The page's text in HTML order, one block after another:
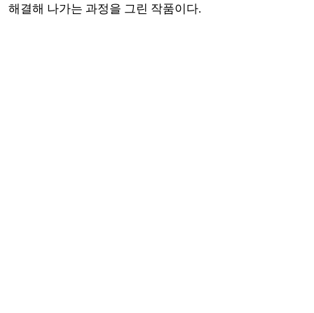
해결해 나가는 과정을 그린 작품이다.